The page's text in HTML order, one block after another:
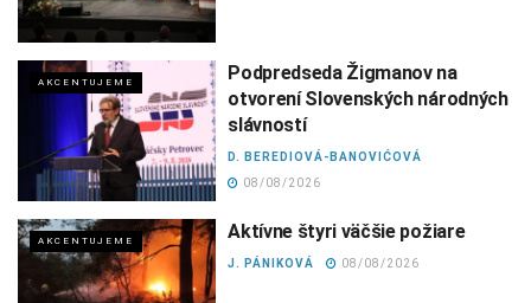
AKCENTUJEME
Podpredseda Žigmanov na
otvorení Slovenských národných
slávností
D. BEREDIOVÁ-BANOVIĆOVÁ
08/08/2026
AKCENTUJEME Aktívne štyri väčšie požiare
J. PÁNIKOVÁ 08/08/2026